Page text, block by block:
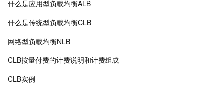
什么是应用型负载均衡ALB
什么是传统型负载均衡CLB
网络型负载均衡NLB
CLB按量付费的计费说明和计费组成
CLB实例